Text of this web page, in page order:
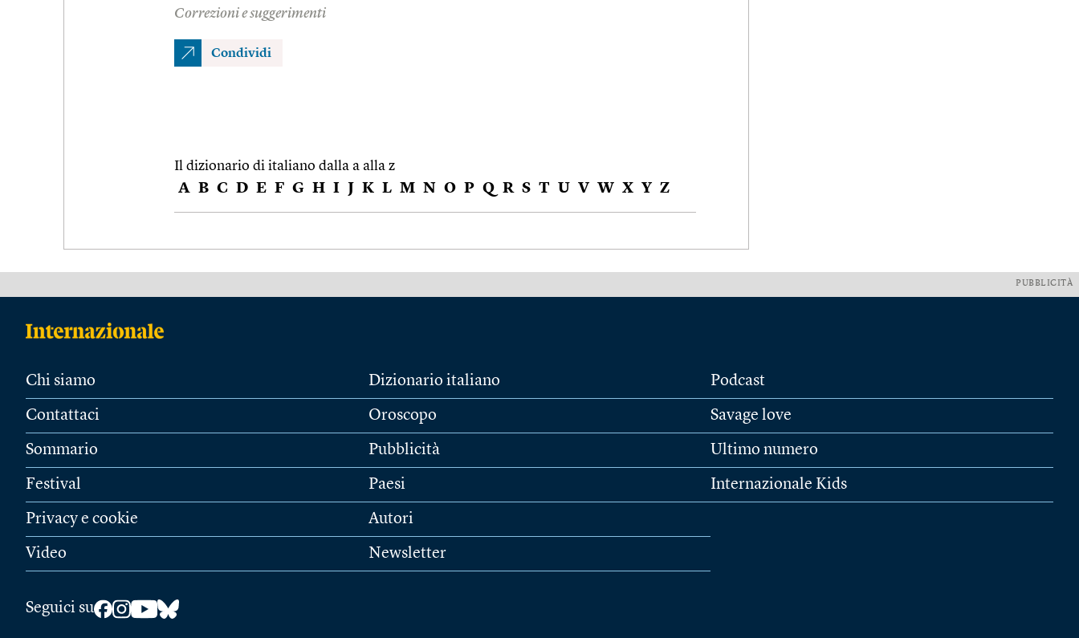
Correzioni e suggerimenti
Condividi
Il dizionario di italiano dalla a alla z
A B C D E F G H I J K L M N O P Q R S T U V W X Y Z
PUBBLICITÀ
Chi siamo
Contattaci
Sommario
Festival
Privacy e cookie
Video
Dizionario italiano
Oroscopo
Pubblicità
Paesi
Autori
Newsletter
Podcast
Savage love
Ultimo numero
Internazionale Kids
Seguici su